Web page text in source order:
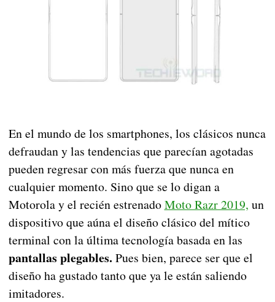
En el mundo de los smartphones, los clásicos nunca
defraudan y las tendencias que parecían agotadas
pueden regresar con más fuerza que nunca en
cualquier momento. Sino que se lo digan a
Motorola y el recién estrenadoMoto Razr 2019, un
dispositivo que aúna el diseño clásico del mítico
terminal con la última tecnología basada en las
pantallas plegables. Pues bien, parece ser que el
diseño ha gustado tanto que ya le están saliendo
imitadores.